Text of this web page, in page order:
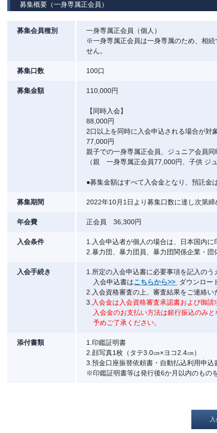
募集概要（一身専属正会員）
募集会員種別
一身専属正会員（個人）
※一身専属正会員は一身専属のため、相
せん。
募集口数 100口
募集金額 110,000円
【同時入会】
88,000円
2口以上を同時に入会申込される場合が対
77,000円
親子での一身専属正会員、ジュニア会員
（親 一身専属正会員77,000円、子供 ジ
●募集金額はすべて入会金となり、預託金
募集期間 2022年10月1日より募集口数に達し次第
年会費 正会員 36,300円
入会条件
1.入会申込者が個人の場合は、日本国内
2.暴力団、暴力団員、暴力団関係企業・
入会手続き
1.所定の入会申込書に必要事項を記入の
入会申込書はこちらから>>
ダウンロー
2.入会資格審査の上、審査結果をご連絡い
3. 入会金は入会資格審査承認書および御
入会金のお支払い方法は銀行振込のみ
予めご了承ください。
添付書類
1.印鑑証明書
2.顔写真1枚（タテ3.0㎝×ヨコ2.4㎝）
3.預金口座振替依頼書・自動払込利用申
※印鑑証明書等は発行後6か月以内のもの